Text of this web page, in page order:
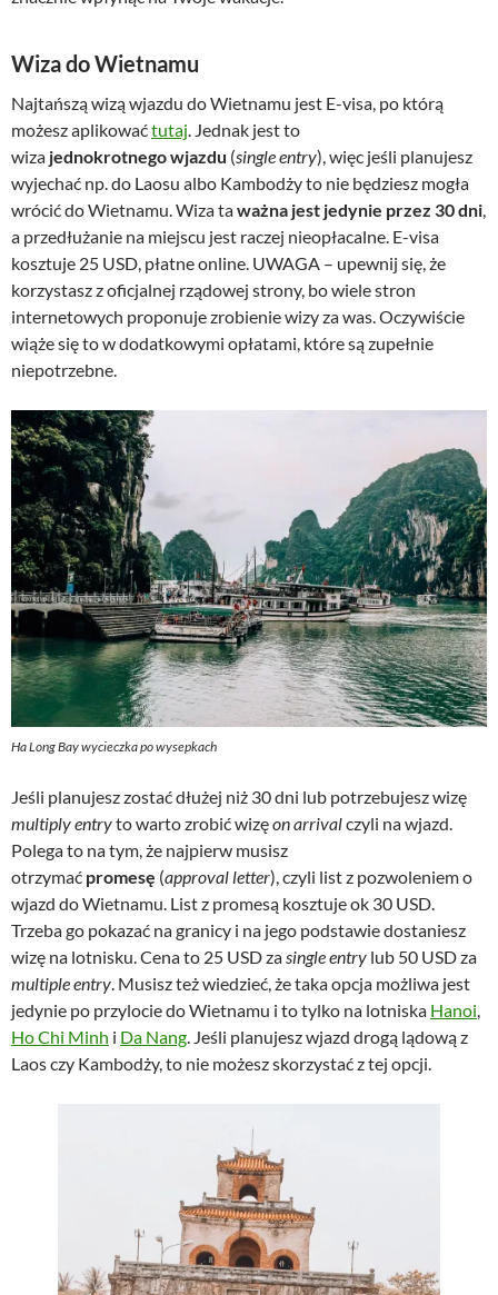
Wiza do Wietnamu
Najtańszą wizą wjazdu do Wietnamu jest E-visa, po którą
możesz aplikowaćtutaj. Jednak jest to
wiza jednokrotnegowjazdu (single entry), więc jeśli planujesz
wyjechać np. do Laosu albo Kambodży to nie będziesz mogła
wrócić do Wietnamu. Wiza taważna jest jedynie przez 30 dni,
a przedłużanie na miejscu jest raczej nieopłacalne. E-visa
kosztuje 25 USD, płatne online. UWAGA – upewnij się, że
korzystasz z oficjalnej rządowej strony, bo wiele stron
internetowych proponuje zrobienie wizy za was. Oczywiście
wiąże się to w dodatkowymi opłatami, które są zupełnie
niepotrzebne.
Ha Long Bay wycieczka po wysepkach
Jeśli planujesz zostać dłużej niż 30 dni lub potrzebujesz wizę
multiply entryto warto zrobić wizęon arrivalczyli na wjazd.
Polega to na tym, że najpierw musisz
otrzymać promesę (approval letter), czyli list z pozwoleniem o
wjazd do Wietnamu. List z promesą kosztuje ok 30 USD.
Trzeba go pokazać na granicy i na jego podstawie dostaniesz
wizę na lotnisku. Cena to 25 USD zasingle entry lub 50 USD za
multiple entry. Musisz też wiedzieć, że taka opcja możliwa jest
jedynie po przylocie do Wietnamu i to tylko na lotniska Hanoi,
Ho Chi Minh i Da Nang. Jeśli planujesz wjazd drogą lądową z
Laos czy Kambodży, to nie możesz skorzystać z tej opcji.